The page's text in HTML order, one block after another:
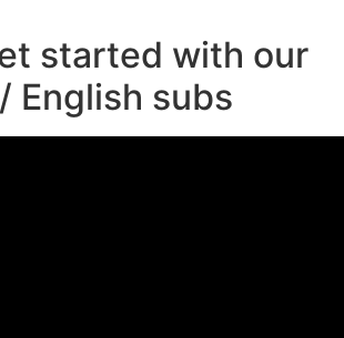
started with our
English subs